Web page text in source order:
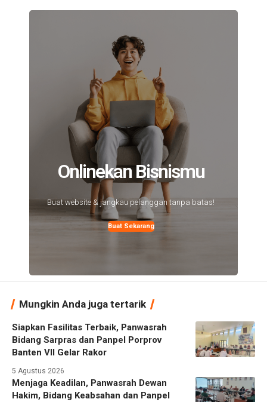
Onlinekan Bisnismu
Buat website & jangkau pelanggan tanpa batas!
Buat Sekarang
Mungkin Anda juga tertarik
Siapkan Fasilitas Terbaik, Panwasrah
Bidang Sarpras dan Panpel Porprov
Banten VII Gelar Rakor
5 Agustus 2026
Menjaga Keadilan, Panwasrah Dewan
Hakim, Bidang Keabsahan dan Panpel